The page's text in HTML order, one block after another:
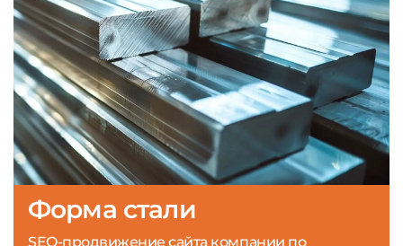
Форма стали
SEO-продвижение сайта компании по